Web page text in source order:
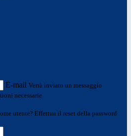
E-mail Verrà inviato un messaggio
necessarie.
utente? Effettua il reset della password